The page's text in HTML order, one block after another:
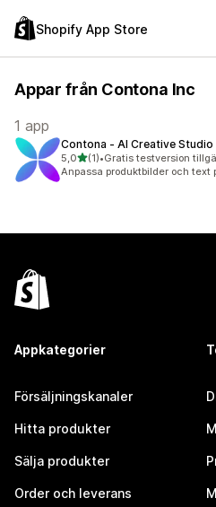
Shopify App Store
Appar från Contona Inc
1 app
Contona ‑ AI Creative Studio
5,0av 5 stjärnor
(1)
1 recensioner totalt
•Gratis testversion
Anpassa produktbilder och text
Appkategorier
Försäljningskanaler
Hitta produkter
Sälja produkter
Order och leverans